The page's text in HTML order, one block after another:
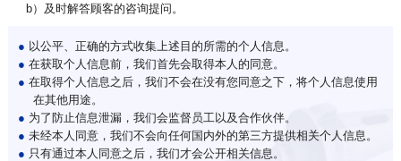
b）及时解答顾客的咨询提问。
● 以公平、正确的方式收集上述目的所需的个人信息。
● 在获取个人信息前，我们首先会取得本人的同意。
● 在取得个人信息之后，我们不会在没有您同意之下，将个人信息使用
在其他用途。
● 为了防止信息泄漏，我们会监督员工以及合作伙伴。
● 未经本人同意，我们不会向任何国内外的第三方提供相关个人信息。
● 只有通过本人同意之后，我们才会公开相关信息。